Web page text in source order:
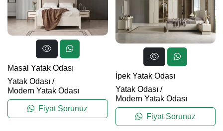
Masal Yatak Odası
Yatak Odası /
Modern Yatak Odası
Fiyat Sorunuz
İpek Yatak Odası
Yatak Odası /
Modern Yatak Odası
Fiyat Sorunuz